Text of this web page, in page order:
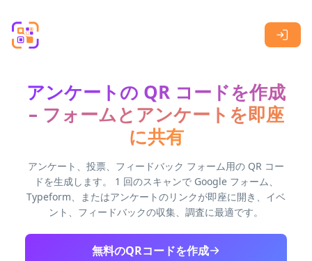
アンケートの QR コードを作成
– フォームとアンケートを即座
に共有
アンケート、投票、フィードバック フォーム用の QR コー
ドを生成します。 1 回のスキャンで Google フォーム、
Typeform、またはアンケートのリンクが即座に開き、イベ
ント、フィードバックの収集、調査に最適です。
無料のQRコードを作成